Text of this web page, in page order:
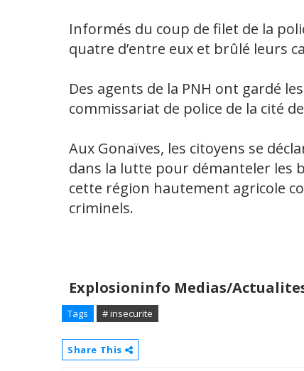
Informés du coup de filet de la
quatre d’entre eux et brûlé leurs
Des agents de la PNH ont gardé
commissariat de police de la cité
Aux Gonaïves, les citoyens se
dans la lutte pour démanteler les
cette région hautement agricole
criminels.
Explosioninfo Medias/
Tags # insecurite
Share This